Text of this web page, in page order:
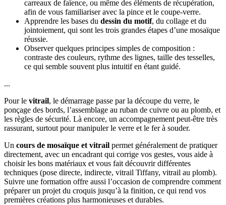
carreaux de faïence, ou même des éléments de récupération,
afin de vous familiariser avec la pince et le coupe-verre.
Apprendre les bases du dessin du motif, du collage et du
jointoiement, qui sont les trois grandes étapes d’une mosaïque
réussie.
Observer quelques principes simples de composition :
contraste des couleurs, rythme des lignes, taille des tesselles,
ce qui semble souvent plus intuitif en étant guidé.
...
Pour le vitrail, le démarrage passe par la découpe du verre, le
ponçage des bords, l’assemblage au ruban de cuivre ou au plomb, et
les règles de sécurité. Là encore, un accompagnement peut-être très
rassurant, surtout pour manipuler le verre et le fer à souder.
Un cours de mosaïque et vitrail permet généralement de pratiquer
directement, avec un encadrant qui corrige vos gestes, vous aide à
choisir les bons matériaux et vous fait découvrir différentes
techniques (pose directe, indirecte, vitrail Tiffany, vitrail au plomb).
Suivre une formation offre aussi l’occasion de comprendre comment
préparer un projet du croquis jusqu’à la finition, ce qui rend vos
premières créations plus harmonieuses et durables.